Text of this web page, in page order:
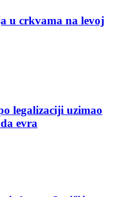
u crkvama na levoj
legalizaciji uzimao
evra